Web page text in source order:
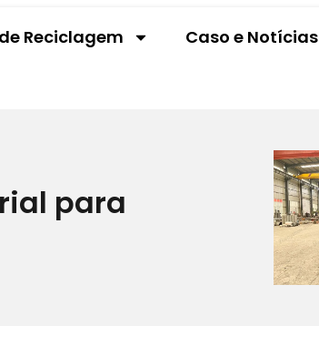
Reciclagem Caso e Notícias
para